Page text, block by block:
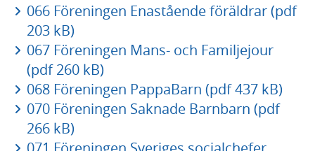
066 Föreningen Enastående föräldrar (pdf
203 kB)
067 Föreningen Mans- och Familjejour
(pdf 260 kB)
068 Föreningen PappaBarn (pdf 437 kB)
070 Föreningen Saknade Barnbarn (pdf
266 kB)